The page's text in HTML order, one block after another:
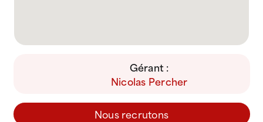
Gérant :
Nicolas Percher
Nous recrutons